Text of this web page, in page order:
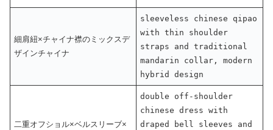
細肩紐×チャイナ襟のミックスデ
ザインチャイナ
sleeveless chinese qipao
with thin shoulder
straps and traditional
mandarin collar, modern
hybrid design
二重オフショル×ベルスリーブ×
double off-shoulder
chinese dress with
draped bell sleeves and